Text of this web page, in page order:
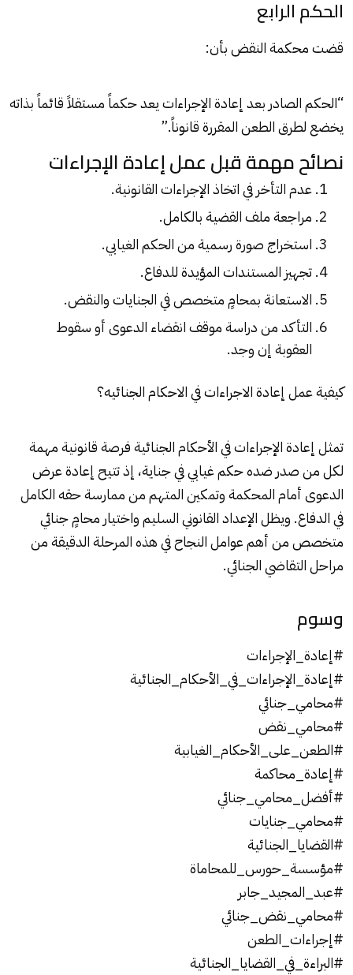
الحكم الرابع
قضت محكمة النقض بأن:
“الحكم الصادر بعد إعادة الإجراءات يعد حكماً مستقلاً قائماً بذاته
يخضع لطرق الطعن المقررة قانوناً.”
نصائح مهمة قبل عمل إعادة الإجراءات
عدم التأخر في اتخاذ الإجراءات القانونية.
مراجعة ملف القضية بالكامل.
استخراج صورة رسمية من الحكم الغيابي.
تجهيز المستندات المؤيدة للدفاع.
الاستعانة بمحامٍ متخصص في الجنايات والنقض.
التأكد من دراسة موقف انقضاء الدعوى أو سقوط
العقوبة إن وجد.
كيفية عمل إعادة الاجراءات في الاحكام الجنائيه؟
تمثل إعادة الإجراءات في الأحكام الجنائية فرصة قانونية مهمة
لكل من صدر ضده حكم غيابي في جناية، إذ تتيح إعادة عرض
الدعوى أمام المحكمة وتمكين المتهم من ممارسة حقه الكامل
في الدفاع. ويظل الإعداد القانوني السليم واختيار محامٍ جنائي
متخصص من أهم عوامل النجاح في هذه المرحلة الدقيقة من
مراحل التقاضي الجنائي.
وسوم
#إعادة_الإجراءات
#إعادة_الإجراءات_في_الأحكام_الجنائية
#محامي_جنائي
#محامي_نقض
#الطعن_على_الأحكام_الغيابية
#إعادة_محاكمة
#أفضل_محامي_جنائي
#محامي_جنايات
#القضايا_الجنائية
#مؤسسة_حورس_للمحاماة
#عبد_المجيد_جابر
#محامي_نقض_جنائي
#إجراءات_الطعن
#البراءة_في_القضايا_الجنائية